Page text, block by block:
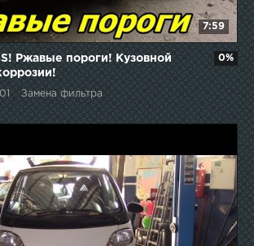
7:59
Ржавые пороги! Кузовной
Замена фильтра
0%